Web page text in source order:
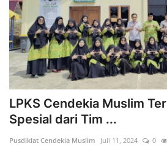
LPKS Cendekia Muslim
Spesial dari Tim ...
Pusdiklat Cendekia Muslim Juli 11, 2024 0